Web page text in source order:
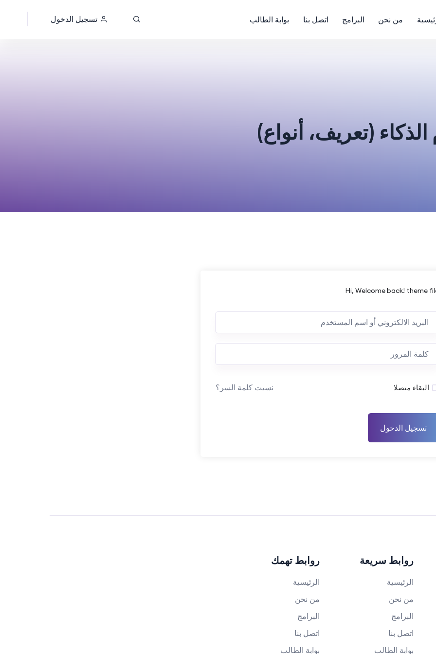
من نحن البرامج اتصل بنا بوابة الطالب تسجيل الدخول
(تعريف، أنواع)
Hi, Welcome back! theme
البقاء متصلا نسيت كلمة السر؟
تسجيل الدخول
روابط سريعة
الرئيسية
من نحن
البرامج
اتصل بنا
بوابة الطالب
روابط تهمك
الرئيسية
من نحن
البرامج
اتصل بنا
بوابة الطالب